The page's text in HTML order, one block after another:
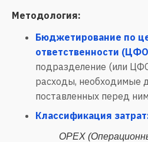
Методология:
Бюджетирование по
ответственности
подразделение (или
расходы, необходимые
поставленных перед
Классификация
OPEX